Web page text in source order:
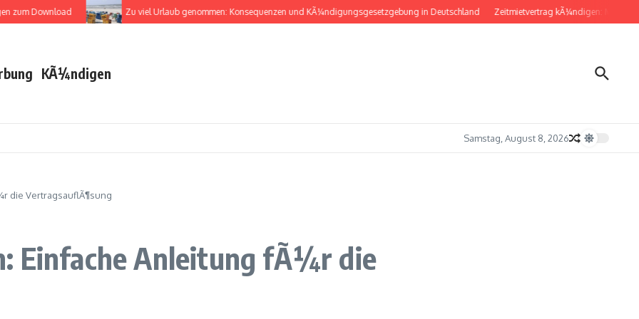
Download Zu viel Urlaub genommen: Konsequenzen und KÃ¼ndigungsgesetzgebung in Deutschland Zeitmietvertrag kÃ¼ndigen: Musterbrief
KÃ¼ndigen
Samstag, August 8, 2026
die VertragsauflÃ¶sung
Einfache Anleitung fÃ¼r die